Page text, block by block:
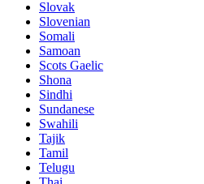
Slovak
Slovenian
Somali
Samoan
Scots Gaelic
Shona
Sindhi
Sundanese
Swahili
Tajik
Tamil
Telugu